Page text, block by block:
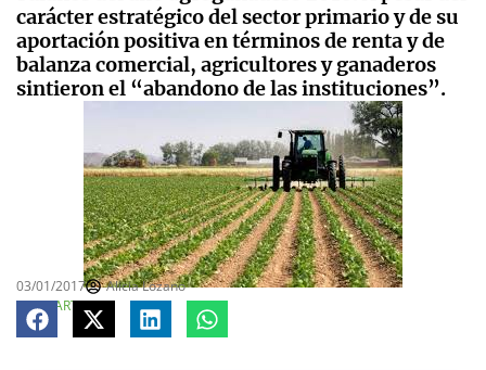
carácter estratégico del sector primario y de su
aportación positiva en términos de renta y de
balanza comercial, agricultores y ganaderos
sintieron el “abandono de las instituciones”.
03/01/2017
Alicia Lozano
COMPARTE